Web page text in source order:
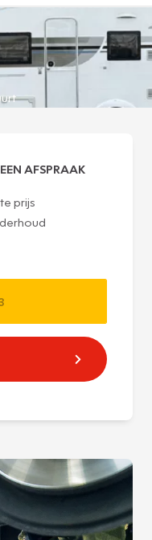
AFSPRAAK
prijs